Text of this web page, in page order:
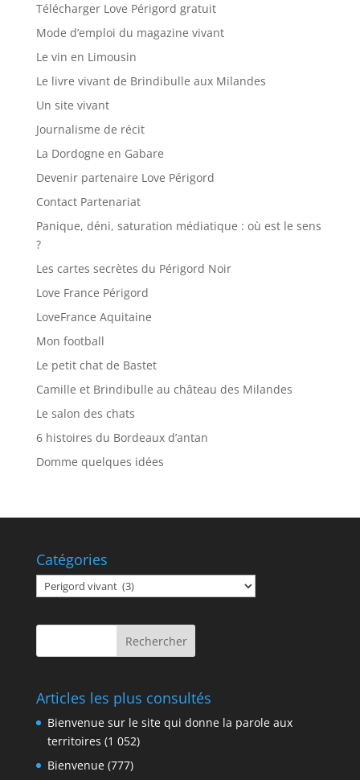
Télécharger Love Périgord gratuit
Mode d’emploi du magazine vivant
Le vin en Limousin
Le livre vivant de Brindibulle aux Milandes
Un site vivant
Journalisme de récit
La Dordogne en Gabare
Devenir partenaire Love Périgord
Contact Partenariat
Panique, déni, saturation médiatique : où est le sens
?
Les cartes secrètes du Périgord Noir
Love France Périgord
LoveFrance Aquitaine
Mon football
Le petit chat de Bastet
Camille et Brindibulle au château des Milandes
Le salon des chats
6 histoires du Bordeaux d’antan
Domme quelques idées
Catégories
Catégories
Articles les plus consultés
Bienvenue sur le site qui donne la parole aux
territoires (1 052)
Bienvenue (777)